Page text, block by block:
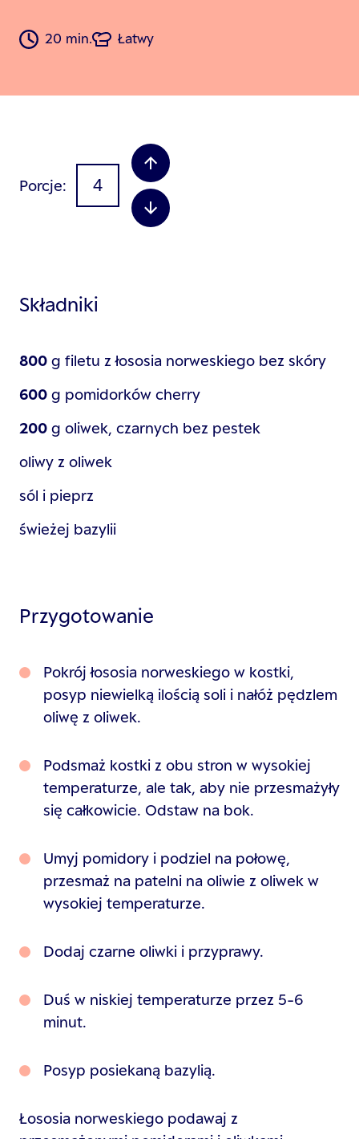
20 min. Łatwy
Porcje
Składniki
800 g filetu z łososia norweskiego bez skóry
600 g pomidorków cherry
200 g oliwek, czarnych bez pestek
oliwy z oliwek
sól i pieprz
świeżej bazylii
Przygotowanie
Pokrój łososia norweskiego w kostki,
posyp niewielką ilością soli i nałóż pędzlem
oliwę z oliwek.
Podsmaż kostki z obu stron w wysokiej
temperaturze, ale tak, aby nie przesmażyły
się całkowicie. Odstaw na bok.
Umyj pomidory i podziel na połowę,
przesmaż na patelni na oliwie z oliwek w
wysokiej temperaturze.
Dodaj czarne oliwki i przyprawy.
Duś w niskiej temperaturze przez 5-6
minut.
Posyp posiekaną bazylią.
Łososia norweskiego podawaj z